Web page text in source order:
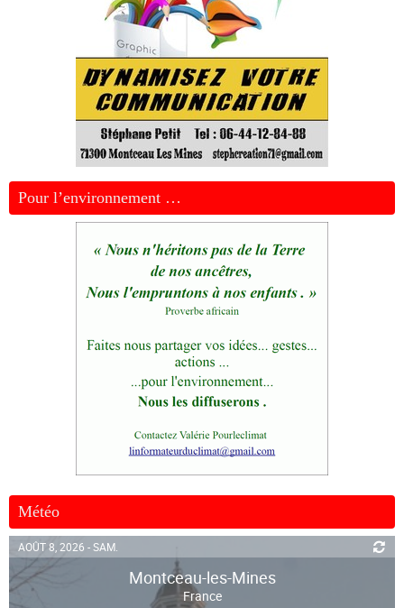
Pour l’environnement …
Météo
AOÛT 8, 2026 - SAM.
Montceau-les-Mines
France